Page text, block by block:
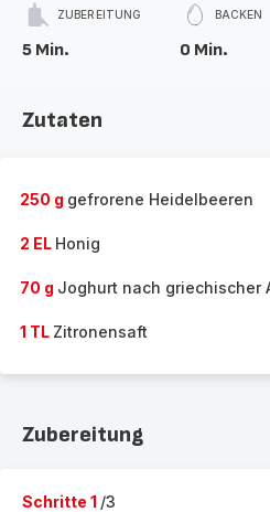
ZUBEREITUNG
5 Min.
BACKEN
0 Min.
Zutaten
250 g gefrorene Heidelbeeren
2 EL Honig
70 g Joghurt nach griechischer
1 TL Zitronensaft
Zubereitung
Schritte 1 /3